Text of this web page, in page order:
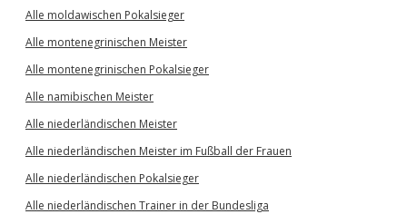
Alle moldawischen Pokalsieger
Alle montenegrinischen Meister
Alle montenegrinischen Pokalsieger
Alle namibischen Meister
Alle niederländischen Meister
Alle niederländischen Meister im Fußball der Frauen
Alle niederländischen Pokalsieger
Alle niederländischen Trainer in der Bundesliga